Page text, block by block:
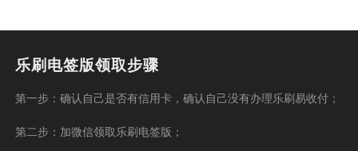
乐刷电签版领取步骤
第一步：确认自己是否有信用卡，确认自己没有办理乐刷易收付；
第二步：加微信领取乐刷电签版；